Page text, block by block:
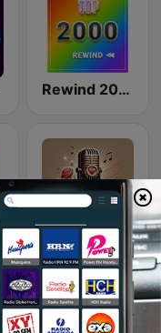
Rewind 2000's
Recuerda